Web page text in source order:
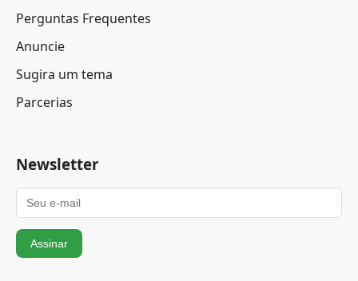
Perguntas Frequentes
Anuncie
Sugira um tema
Parcerias
Newsletter
Assinar